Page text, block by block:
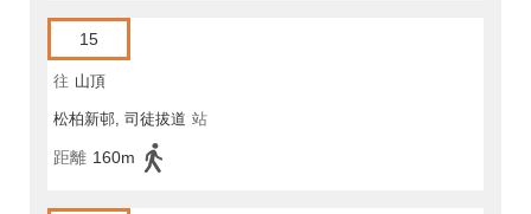
15
往 山頂
松柏新邨, 司徒拔道 站
距離 160m